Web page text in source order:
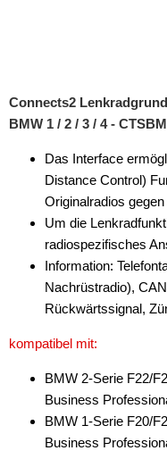
Connects2
BMW 1 / 2 / 3 / 4 -
Das Interface
Distance Control)
Originalradios
Um die
radiospezifisches
Information:
Nachrüstradio),
Rückwärtssignal,
kompatibel mit:
BMW 2-Serie F22/
Business
BMW 1-Serie F20/
Business